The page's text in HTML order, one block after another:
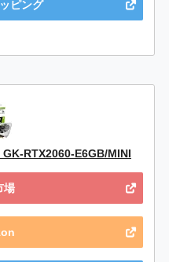
ピング
RTX2060-E6GB/MINI
場